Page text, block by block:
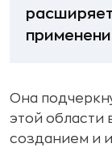
Она
этой области
созданием и